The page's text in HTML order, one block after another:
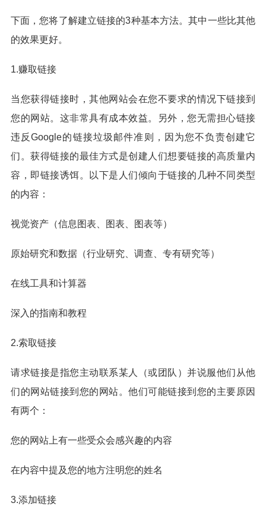
下面，您将了解建立链接的3种基本方法。其中一些比其他
的效果更好。
1.赚取链接
当您获得链接时，其他网站会在您不要求的情况下链接到
您的网站。这非常具有成本效益。另外，您无需担心链接
违反Google的链接垃圾邮件准则，因为您不负责创建它
们。获得链接的最佳方式是创建人们想要链接的高质量内
容，即链接诱饵。以下是人们倾向于链接的几种不同类型
的内容：
视觉资产（信息图表、图表、图表等）
原始研究和数据（行业研究、调查、专有研究等）
在线工具和计算器
深入的指南和教程
2.索取链接
请求链接是指您主动联系某人（或团队）并说服他们从他
们的网站链接到您的网站。他们可能链接到您的主要原因
有两个：
您的网站上有一些受众会感兴趣的内容
在内容中提及您的地方注明您的姓名
3.添加链接